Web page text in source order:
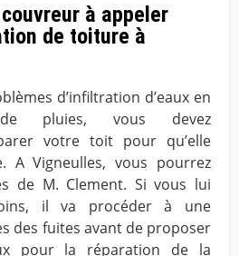
à appeler
de toiture à
d’infiltration d’eaux en
pluies, vous devez
votre toit pour qu’elle
A Vigneulles, vous pourrez
de M. Clement. Si vous lui
il va procéder à une
des fuites avant de proposer
pour la réparation de la